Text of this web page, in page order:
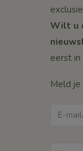
Wilt u
eerst in
Meld je